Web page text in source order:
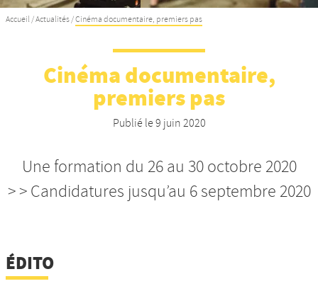
Se former
Nos productions et +
Accueil /Actualités /Cinéma documentaire, premiers pas
Cinéma documentaire,
premiers pas
Publié le9 juin 2020
Une formation du 26 au 30 octobre 2020
> > Candidatures jusqu’au 6 septembre 2020
ÉDITO